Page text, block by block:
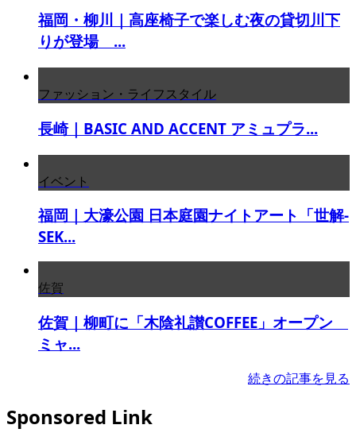
福岡・柳川｜高座椅子で楽しむ夜の貸切川下
りが登場 ...
ファッション・ライフスタイル
長崎｜BASIC AND ACCENT アミュプラ...
イベント
福岡｜大濠公園 日本庭園ナイトアート「世解-
SEK...
佐賀
佐賀｜柳町に「木陰礼讃COFFEE」オープン
ミャ...
続きの記事を見る
Sponsored Link